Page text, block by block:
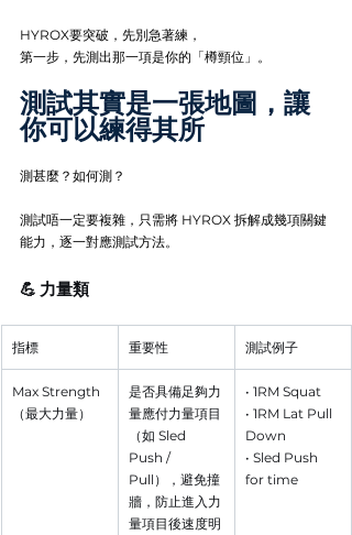
HYROX要突破，先別急著練，
第一步，先測出那一項是你的「樽頸位」。
測試其實是一張地圖，讓
你可以練得其所
測甚麼？如何測？
測試唔一定要複雜，只需將 HYROX 拆解成幾項關鍵
能力，逐一對應測試方法。
💪 力量類
指標 重要性 測試例子
Max Strength
（最大力量）
是否具備足夠力
量應付力量項目
（如 Sled
Push /
Pull），避免撞
牆，防止進入力
量項目後速度明
• 1RM Squat
• 1RM Lat Pull
Down
• Sled Push
for time